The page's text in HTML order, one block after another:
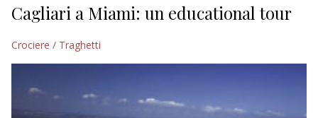
Cagliari a Miami: un educational tour
Crociere / Traghetti